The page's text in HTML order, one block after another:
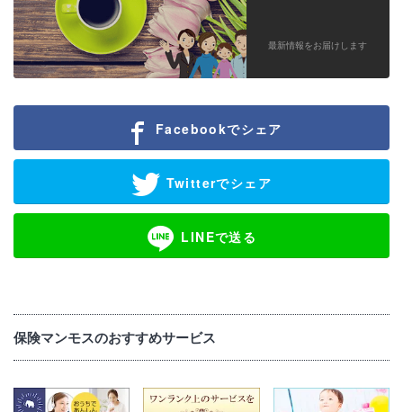
最新情報をお届けします
Facebookでシェア
Twitterでシェア
LINEで送る
保険マンモスのおすすめサービス